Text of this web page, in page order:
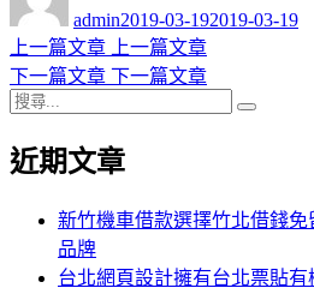
admin佈
日
期:
2019-03-192019-03-19
文
章
導
覽
上一篇文章
上
一
章:
上一篇文章
下一篇文章 下
文
下一篇文章
搜
關
近期文章
新竹機車借款選擇竹北借錢
品牌
台北網頁設計擁有台北票貼